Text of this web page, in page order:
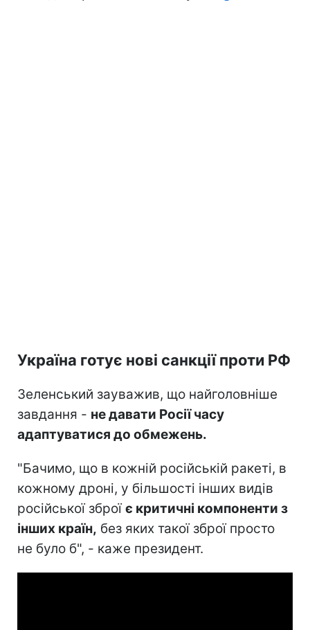
Україна готує нові санкції проти РФ
Зеленський зауважив, що найголовніше
завдання - не давати Росії часу
адаптуватися до обмежень.
"Бачимо, що в кожній російській ракеті, в
кожному дроні, у більшості інших видів
російської зброїє критичні компоненти з
інших країн, без яких такої зброї просто
не було б", - каже президент.